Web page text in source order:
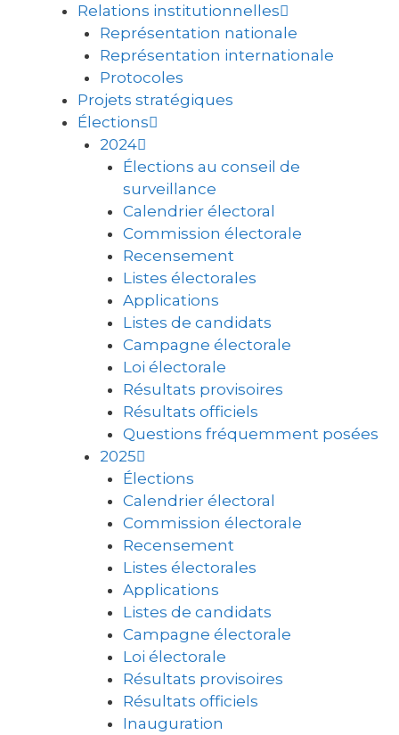
Relations institutionnelles
Représentation nationale
Représentation internationale
Protocoles
Projets stratégiques
Élections
2024
Élections au conseil de
surveillance
Calendrier électoral
Commission électorale
Recensement
Listes électorales
Applications
Listes de candidats
Campagne électorale
Loi électorale
Résultats provisoires
Résultats officiels
Questions fréquemment posées
2025
Élections
Calendrier électoral
Commission électorale
Recensement
Listes électorales
Applications
Listes de candidats
Campagne électorale
Loi électorale
Résultats provisoires
Résultats officiels
Inauguration